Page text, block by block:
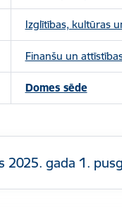
Izglītības, kultūras
Finanšu un
Domes sēde
2025. gada 1.